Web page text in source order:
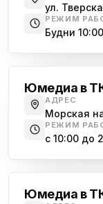
ул.
РЕЖИМ
Будни
Юмедиа в
АДРЕС
Морская
РЕЖИМ
с 10:00 до
Юмедиа в